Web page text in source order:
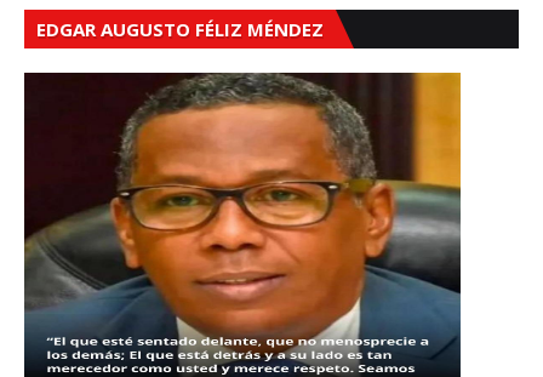
EDGAR AUGUSTO FÉLIZ MÉNDEZ